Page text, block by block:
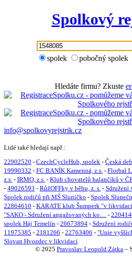
Spolkový
spolek pobočný spolek
Hledáte firmu? Zkuste
info@spolkovyrejstrik.cz
Lidé také hledají např.:
22902520 - CzechCycleHub, spolek - Česká
19990332 - FC BANÍK Kamenná, z.s. - Florbal
z.s. - IRMO, z.s. - Klub chovatelů halančíků v
- 49026593 - RůžOFFky v běhu, z. s. - Sdružení
Spolek rodičů při MŠ Sluníčko - Spolek
22864610 - KARATE klub Šumperk "v
"SAKO - Sdružení angažovaných ko… -
spolek Háj Temelín - 26673894 - Sdružení
11975385 - 2181266 - 22763406 - "Unie
Slovan Hvozdec v likvidaci
© 2025 Pravoslav Leopold Zátka –